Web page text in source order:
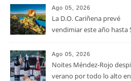
Ago 05, 2026
La D.O. Cariñena prevé
vendimiar este año hasta
que en 2025
Ago 05, 2026
Noites Méndez-Rojo
verano por todo lo alto